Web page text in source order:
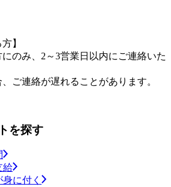
】
のみ、2～3営業日以内にご連絡いた
ご連絡が遅れることがあります。
を探す
給
に付く